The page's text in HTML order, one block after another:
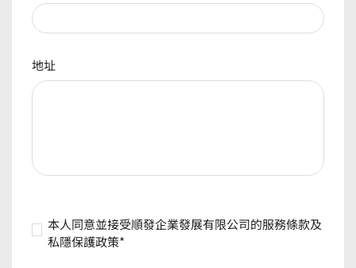
地址
本人同意並接受順發企業發展有限公司的服務條款及
私隱保護政策*